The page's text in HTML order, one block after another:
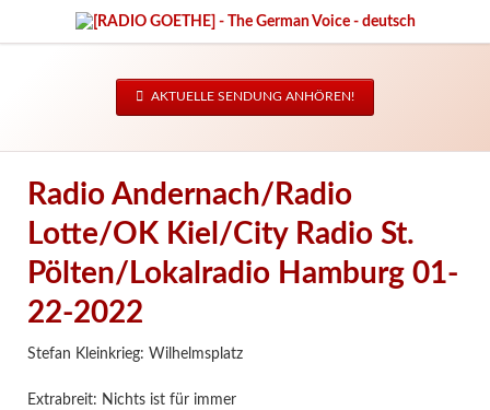
AKTUELLE SENDUNG ANHÖREN!
Radio Andernach/Radio
Lotte/OK Kiel/City Radio St.
Pölten/Lokalradio Hamburg 01-
22-2022
Stefan Kleinkrieg: Wilhelmsplatz
Extrabreit: Nichts ist für immer